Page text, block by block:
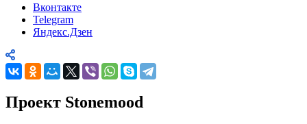
Вконтакте
Telegram
Яндекс.Дзен
Проект Stonemood